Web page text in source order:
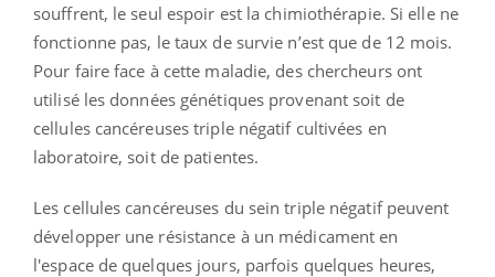
souffrent, le seul espoir est la chimiothérapie. Si elle ne
fonctionne pas, le taux de survie n’est que de 12 mois.
Pour faire face à cette maladie, des chercheurs ont
utilisé les données génétiques provenant soit de
cellules cancéreuses triple négatif cultivées en
laboratoire, soit de patientes.
Les cellules cancéreuses du sein triple négatif peuvent
développer une résistance à un médicament en
l'espace de quelques jours, parfois quelques heures,